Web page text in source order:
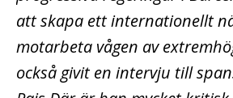
att skapa ett internationellt
motarbeta vågen av
också givit en intervju till